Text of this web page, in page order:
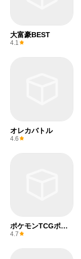
大富豪BEST
4.1
オレカバトル
4.6
ポケモンTCGポケ
ット
4.7